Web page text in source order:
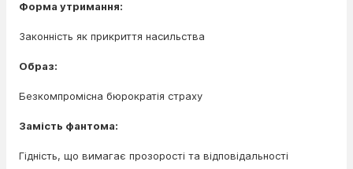
Форма утримання:
Законність як прикриття насильства
Образ:
Безкомпромісна бюрократія страху
Замість фантома:
Гідність, що вимагає прозорості та відповідальності